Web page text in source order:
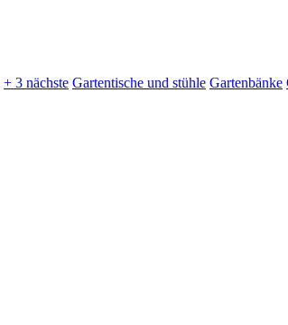
+ 3 nächste Gartentische und stühle Gartenbänke